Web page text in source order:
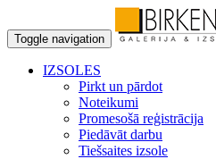
Toggle navigation
IZSOLES
Pirkt un pārdot
Noteikumi
Promesošā reģistrācija
Piedāvāt darbu
Tiešsaites izsole